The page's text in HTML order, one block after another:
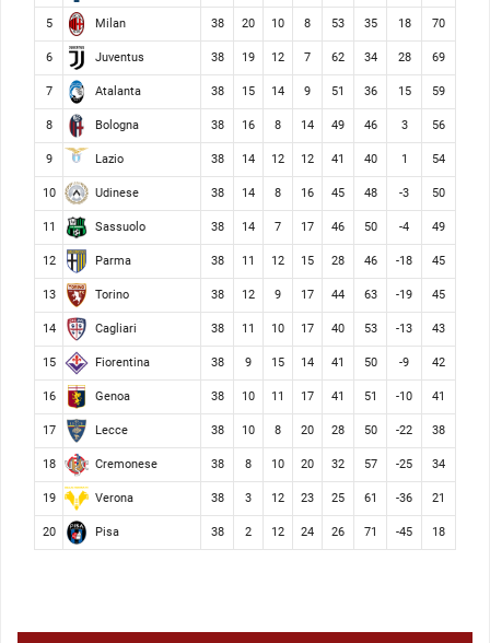
5 Milan 38 20 10 8 53 35 18 70
6 Juventus 38 19 12 7 62 34 28 69
7 Atalanta 38 15 14 9 51 36 15 59
8 Bologna 38 16 8 14 49 46 3 56
9 Lazio 38 14 12 12 41 40 1 54
10 Udinese 38 14 8 16 45 48 -3 50
11 Sassuolo 38 14 7 17 46 50 -4 49
12 Parma 38 11 12 15 28 46 -18 45
13 Torino 38 12 9 17 44 63 -19 45
14 Cagliari 38 11 10 17 40 53 -13 43
15 Fiorentina 38 9 15 14 41 50 -9 42
16 Genoa 38 10 11 17 41 51 -10 41
17 Lecce 38 10 8 20 28 50 -22 38
18 Cremonese 38 8 10 20 32 57 -25 34
19 Verona 38 3 12 23 25 61 -36 21
20 Pisa 38 2 12 24 26 71 -45 18